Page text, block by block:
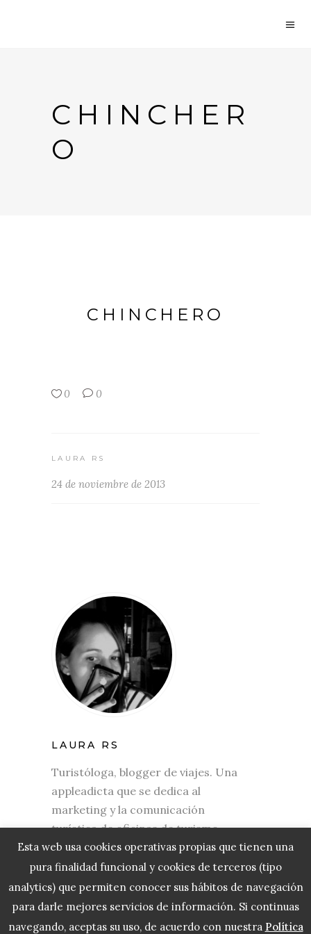
CHINCHER
O
CHINCHERO
0 0
LAURA RS
24 de noviembre de 2013
LAURA RS
Turistóloga, blogger de viajes. Una
appleadicta que se dedica al
marketing y la comunicación
turística de oficinas de turismo,
aerolíneas, turoperadores,
hoteles. etc.
Esta web usa cookies operativas propias que tienen una
pura finalidad funcional y cookies de terceros (tipo
analytics) que permiten conocer sus hábitos de navegación
para darle mejores servicios de información. Si continuas
navegando, aceptas su uso, de acuerdo con nuestra Política